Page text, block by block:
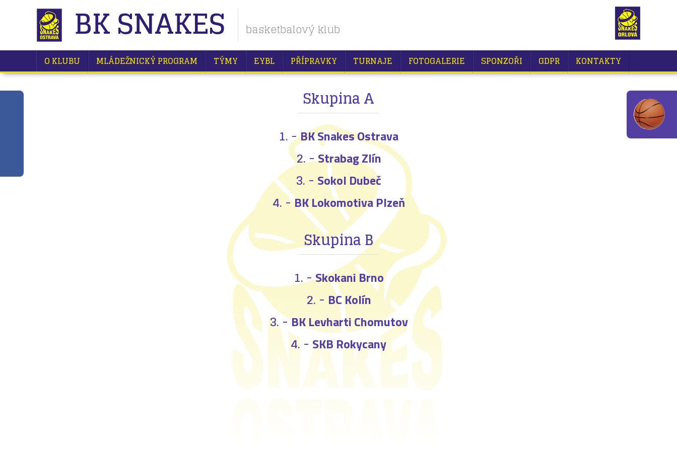
BK SNAKES basketbalový klub
O KLUBU MLÁDEŽNICKÝ PROGRAM TÝMY EYBL PŘÍPRAVKY TURNAJE FOTOGALERIE SPONZOŘI GDPR KONTAKTY
Skupina A
1. -BK Snakes Ostrava
2. -Strabag Zlín
3. - Sokol Dubeč
4. -BK Lokomotiva Plzeň
Skupina B
1. -Skokani Brno
2. - BC Kolín
3. -BK Levharti Chomutov
4. - SKB Rokycany